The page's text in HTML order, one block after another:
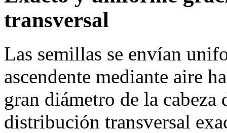
transversal
Las semillas se envían
ascendente mediante aire
gran diámetro de la
distribución transversal